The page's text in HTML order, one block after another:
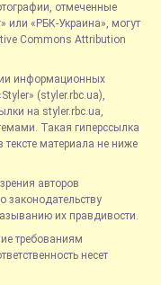
отмеченные
или «РБК-Украина», могут
Commons Attribution
информационных
(styler.rbc.ua),
на styler.rbc.ua,
Такая гиперссылка
материала не ниже
авторов
законодательству
их правдивости.
требованиям
несет